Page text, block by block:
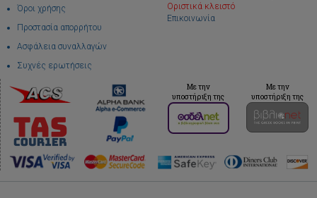
Όροι χρήσης
Προστασία απορρήτου
Ασφάλεια συναλλαγών
Συχνές ερωτήσεις
Οριστικά κλειστό
Επικοινωνία
Με την
υποστήριξη της
Με την
υποστήριξη της